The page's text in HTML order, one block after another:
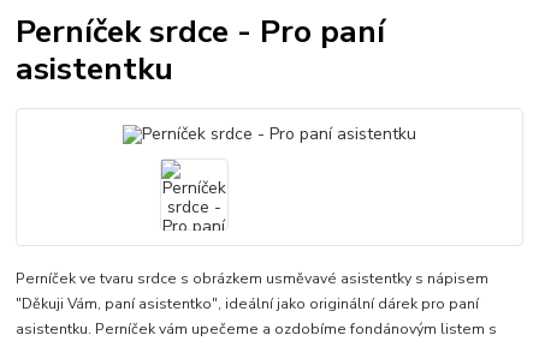
Perníček srdce - Pro paní
asistentku
Perníček ve tvaru srdce s obrázkem usměvavé asistentky s nápisem
"Děkuji Vám, paní asistentko", ideální jako originální dárek pro paní
asistentku. Perníček vám upečeme a ozdobíme fondánovým listem s